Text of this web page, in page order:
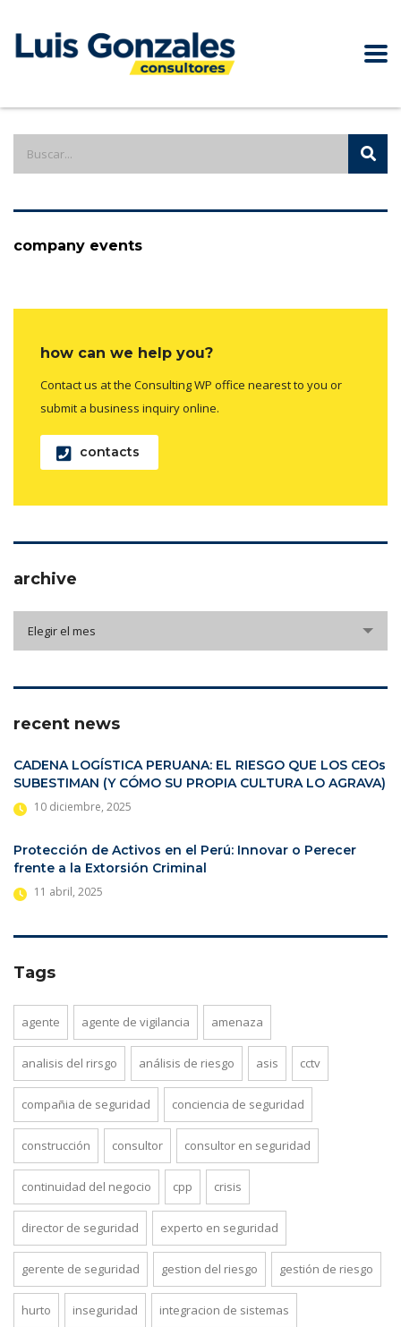
company events
how can we help you?
Contact us at the Consulting WP office nearest to you or
submit a business inquiry online.
contacts
archive
Elegir el mes
recent news
CADENA LOGÍSTICA PERUANA: EL RIESGO QUE LOS CEOs
SUBESTIMAN (Y CÓMO SU PROPIA CULTURA LO AGRAVA)
10 diciembre, 2025
Protección de Activos en el Perú: Innovar o Perecer
frente a la Extorsión Criminal
11 abril, 2025
Tags
agente agente de vigilancia amenaza
analisis del rirsgo análisis de riesgo asis cctv
compañia de seguridad conciencia de seguridad
construcción consultor consultor en seguridad
continuidad del negocio cpp crisis
director de seguridad experto en seguridad
gerente de seguridad gestion del riesgo gestión de riesgo
hurto inseguridad integracion de sistemas